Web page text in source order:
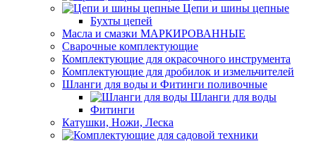
Цепи и шины цепные
Бухты цепей
Масла и смазки МАРКИРОВАННЫЕ
Сварочные комплектующие
Комплектующие для окрасочного инструмента
Комплектующие для дробилок и измельчителей
Шланги для воды и Фитинги поливочные
Шланги для воды
Фитинги
Катушки, Ножи, Леска